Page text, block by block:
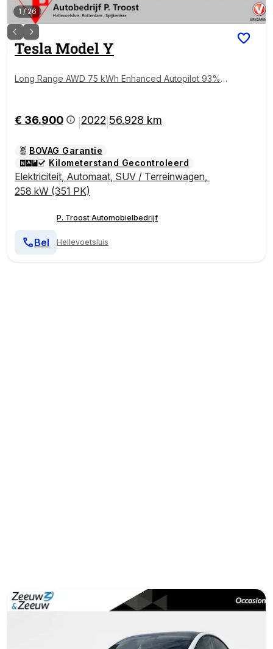
1 /26
TeslaModel Y
Long Range AWD 75 kWh Enhanced Autopilot 93% S
rsensoren rondom/Lederen bekleding
€ 36.900 2022 56.928 km
BOVAG Garantie
Kilometerstand Gecontroleerd
Elektriciteit, Automaat, SUV / Terreinwagen,
258 kW (351 PK)
P. Troost Automobielbedrijf
Hellevoetsluis
Bel